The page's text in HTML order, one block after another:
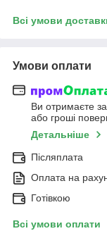
Всі умови
Умови оплати
Ви отримаєте
або гроші
Детальніше
Післяплата
Оплата на
Готівкою
Всі умови оплати